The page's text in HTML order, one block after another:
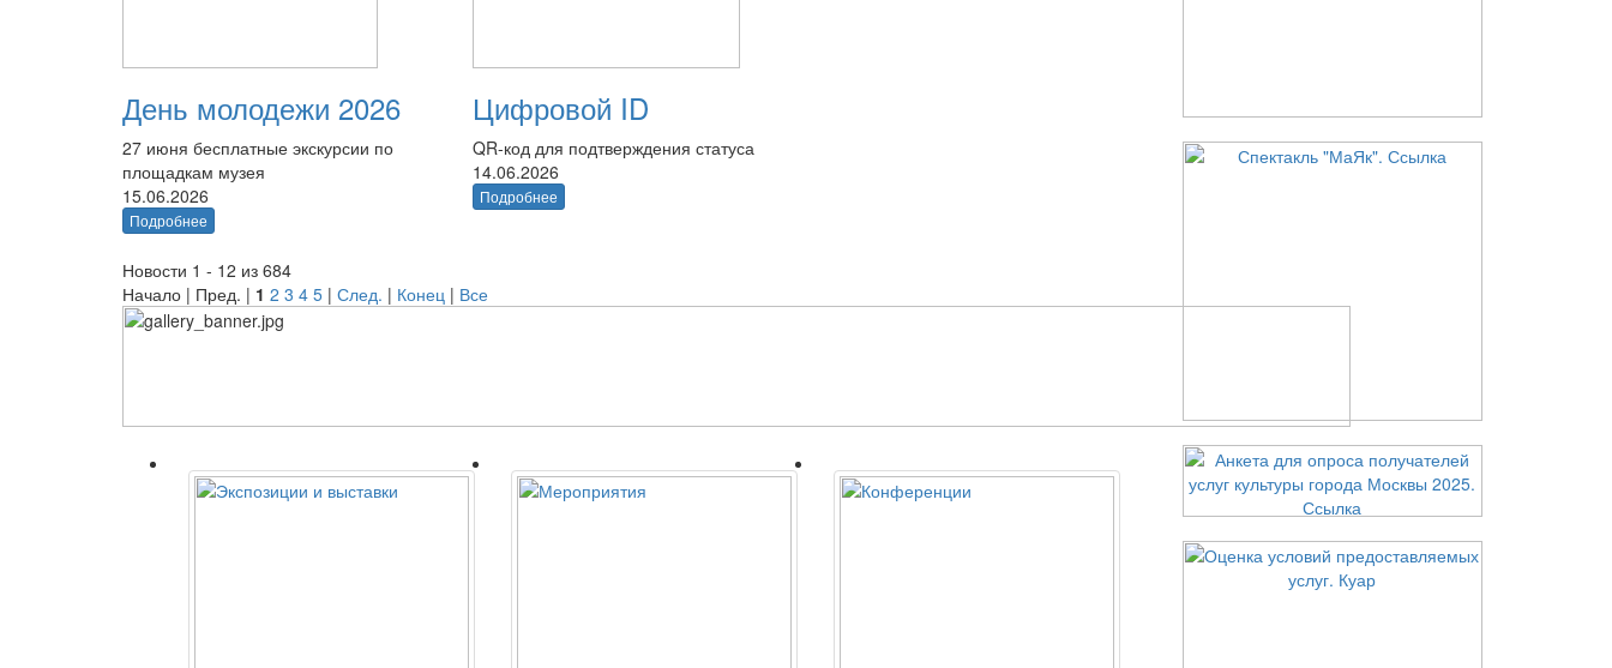
День молодежи 2026
27 июня бесплатные экскурсии по
площадкам музея
15.06.2026
Подробнее
Цифровой ID
QR-код для подтверждения статуса
14.06.2026
Подробнее
Новости 1 - 12 из 684
Начало | Пред. | 1 2 3 4 5 | След. | Конец | Все